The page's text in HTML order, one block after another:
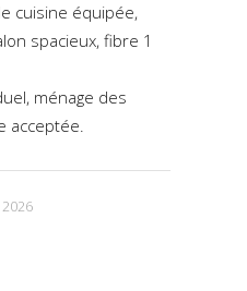
cuisine équipée,
spacieux, fibre 1
ménage des
acceptée.